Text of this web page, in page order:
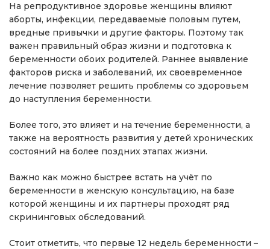
На репродуктивное здоровье женщины влияют
аборты, инфекции, передаваемые половым путем,
вредные привычки и другие факторы. Поэтому так
важен правильный образ жизни и подготовка к
беременности обоих родителей. Раннее выявление
факторов риска и заболеваний, их своевременное
лечение позволяет решить проблемы со здоровьем
до наступления беременности.
Более того, это влияет и на течение беременности, а
также на вероятность развития у детей хронических
состояний на более поздних этапах жизни.
Важно как можно быстрее встать на учёт по
беременности в женскую консультацию, на базе
которой женщины и их партнеры проходят ряд
скрининговых обследований.
Стоит отметить, что первые 12 недель беременности –